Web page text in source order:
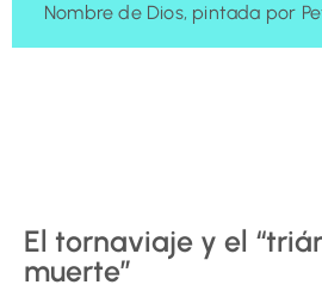
Nombre de Dios, pintada por
El tornaviaje y el
muerte”